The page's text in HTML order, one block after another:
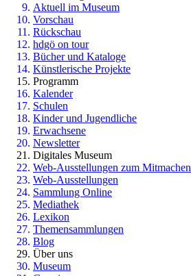
Aktuell im Museum
Vorschau
Rückschau
hdgö on tour
Bücher und Kataloge
Künstlerische Projekte
Programm
Kalender
Schulen
Kinder und Jugendliche
Erwachsene
Newsletter
Digitales Museum
Web-Ausstellungen zum Mitmachen
Web-Ausstellungen
Sammlung Online
Mediathek
Lexikon
Themensammlungen
Blog
Über uns
Museum